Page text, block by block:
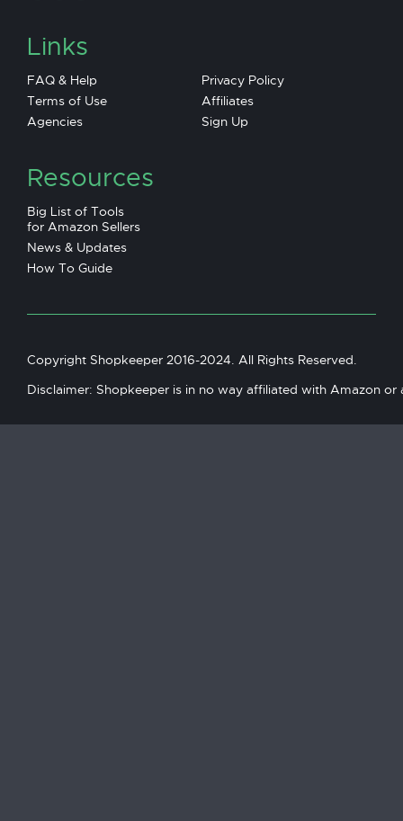
Links
FAQ & Help
Privacy Policy
Terms of Use
Affiliates
Agencies
Sign Up
Resources
Big List of Tools
for Amazon Sellers
News & Updates
How To Guide
Copyright Shopkeeper 2016-2024. All Rights Reserved.
Disclaimer: Shopkeeper is in no way affiliated with Amazon or